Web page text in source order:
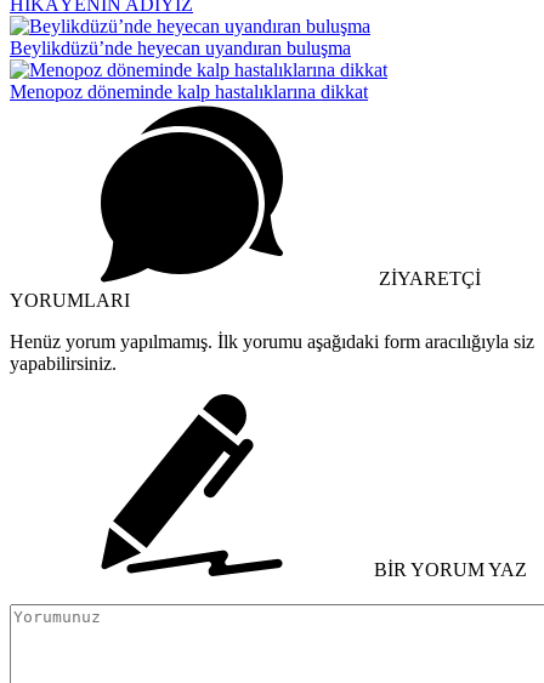
Beylikdüzü’nde heyecan uyandıran buluşma
Menopoz döneminde kalp hastalıklarına dikkat
ZİYARETÇİ
YORUMLARI
Henüz yorum yapılmamış. İlk yorumu aşağıdaki form aracılığıyla siz
yapabilirsiniz.
BİR YORUM YAZ